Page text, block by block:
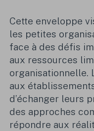
Cette enveloppe
les petites
face à des défis
aux ressources
organisationnelle.
aux
d’échanger leurs
des approches
répondre aux